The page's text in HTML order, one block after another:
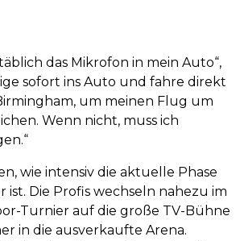
das Mikrofon in mein Auto“,
sofort ins Auto und fahre direkt
um meinen Flug um
Wenn nicht, muss ich
wie intensiv die aktuelle Phase
ist. Die Profis wechseln nahezu im
Turnier auf die große TV-Bühne
in die ausverkaufte Arena.